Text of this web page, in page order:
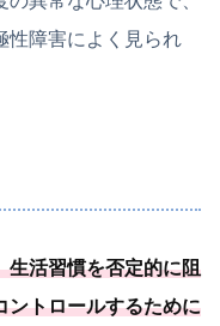
性障害によく見られ
生活習慣を否定的に阻
ントロールするために